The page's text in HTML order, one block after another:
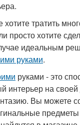
тратить
просто хотите
идеальным
руками.
руками - это
интерьер на своей
Вы можете